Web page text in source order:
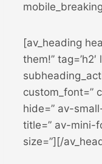
[av_heading
them!’’
custom_font=”
hide=” av-
title=” av-mini-
size=”][/